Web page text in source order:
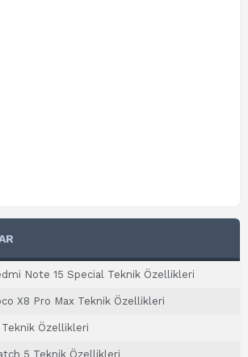
Note 15 Special Teknik Özellikleri
X8 Pro Max Teknik Özellikleri
Teknik Özellikleri
5 Teknik Özellikleri